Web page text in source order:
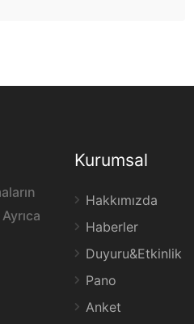
Kurumsal
Hakkımızda
Haberler
Duyuru&Etkinlik
Pano
Anket